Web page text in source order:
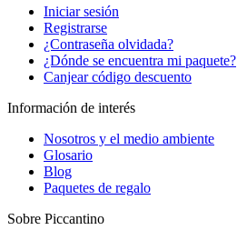
Iniciar sesión
Registrarse
¿Contraseña olvidada?
¿Dónde se encuentra mi paquete?
Canjear código descuento
Información de interés
Nosotros y el medio ambiente
Glosario
Blog
Paquetes de regalo
Sobre Piccantino